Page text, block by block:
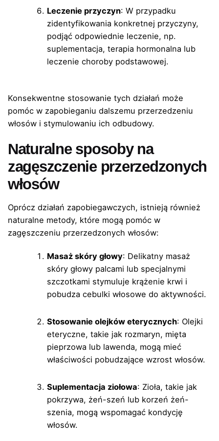
Leczenie przyczyn: W przypadku
zidentyfikowania konkretnej przyczyny,
podjąć odpowiednie leczenie, np.
suplementacja, terapia hormonalna lub
leczenie choroby podstawowej.
Konsekwentne stosowanie tych działań może
pomóc w zapobieganiu dalszemu przerzedzeniu
włosów i stymulowaniu ich odbudowy.
Naturalne sposoby na
zagęszczenie przerzedzonych
włosów
Oprócz działań zapobiegawczych, istnieją również
naturalne metody, które mogą pomóc w
zagęszczeniu przerzedzonych włosów:
Masaż skóry głowy: Delikatny masaż
skóry głowy palcami lub specjalnymi
szczotkami stymuluje krążenie krwi i
pobudza cebulki włosowe do aktywności.
Stosowanie olejków eterycznych: Olejki
eteryczne, takie jak rozmaryn, mięta
pieprzowa lub lawenda, mogą mieć
właściwości pobudzające wzrost włosów.
Suplementacja ziołowa: Zioła, takie jak
pokrzywa, żeń-szeń lub korzeń żeń-
szenia, mogą wspomagać kondycję
włosów.